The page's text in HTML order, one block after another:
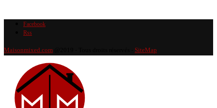
Facebook
Rss
Maisonmixed.com SiteMap